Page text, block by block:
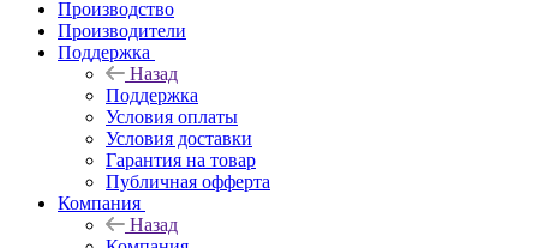
Производство
Производители
Поддержка
Назад
Поддержка
Условия оплаты
Условия доставки
Гарантия на товар
Публичная офферта
Компания
Назад